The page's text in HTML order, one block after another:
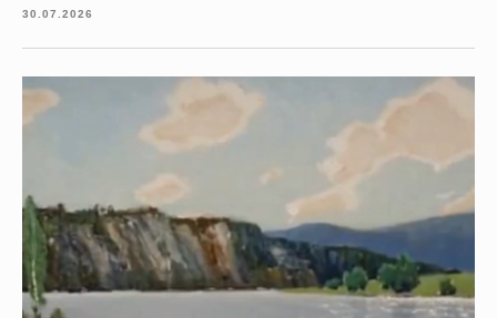
30.07.2026